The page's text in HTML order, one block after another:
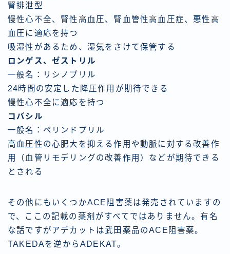
腎排泄型
慢性心不全、腎性高血圧、腎血管性高血圧症、悪性高
血圧に適応を持つ
吸湿性があるため、湿気をさけて保管する
ロンゲス、ゼストリル
一般名：リシノプリル
24時間の安定した降圧作用が期待できる
慢性心不全に適応を持つ
コバシル
一般名：ペリンドプリル
高血圧性の心肥大を抑える作用や動脈に対する改善作
用（血管リモデリングの改善作用）などが期待できる
とされる
その他にもいくつかACE阻害薬は発売されていますの
で、ここの記載の薬剤がすべてではありません。有名
な話ですがアデカットは武田薬品のACE阻害薬。
TAKEDAを逆からADEKAT。